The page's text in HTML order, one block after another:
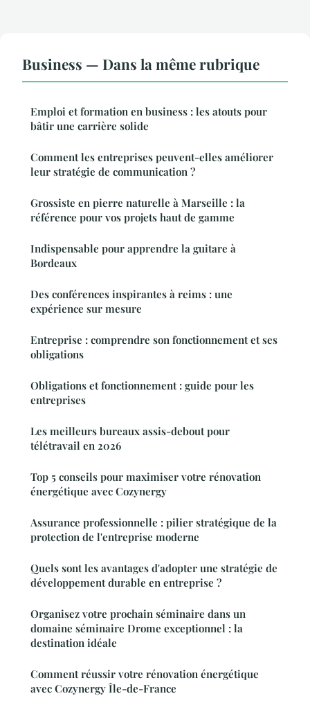
Business — Dans la même rubrique
Emploi et formation en business : les atouts pour
bâtir une carrière solide
Comment les entreprises peuvent-elles améliorer
leur stratégie de communication ?
Grossiste en pierre naturelle à Marseille : la
référence pour vos projets haut de gamme
Indispensable pour apprendre la guitare à
Bordeaux
Des conférences inspirantes à reims : une
expérience sur mesure
Entreprise : comprendre son fonctionnement et ses
obligations
Obligations et fonctionnement : guide pour les
entreprises
Les meilleurs bureaux assis-debout pour
télétravail en 2026
Top 5 conseils pour maximiser votre rénovation
énergétique avec Cozynergy
Assurance professionnelle : pilier stratégique de la
protection de l'entreprise moderne
Quels sont les avantages d'adopter une stratégie de
développement durable en entreprise ?
Organisez votre prochain séminaire dans un
domaine séminaire Drome exceptionnel : la
destination idéale
Comment réussir votre rénovation énergétique
avec Cozynergy Île-de-France